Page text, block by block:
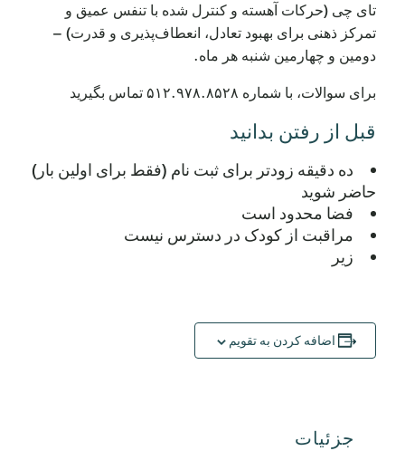
تای چی (حرکات آهسته و کنترل شده با تنفس عمیق و
تمرکز ذهنی برای بهبود تعادل، انعطاف‌پذیری و قدرت) –
دومین و چهارمین شنبه هر ماه.
برای سوالات، با شماره ۵۱۲.۹۷۸.۸۵۲۸ تماس بگیرید
قبل از رفتن بدانید
ده دقیقه زودتر برای ثبت نام (فقط برای اولین بار)
حاضر شوید
فضا محدود است
مراقبت از کودک در دسترس نیست
زیر
اضافه کردن به تقویم
جزئیات